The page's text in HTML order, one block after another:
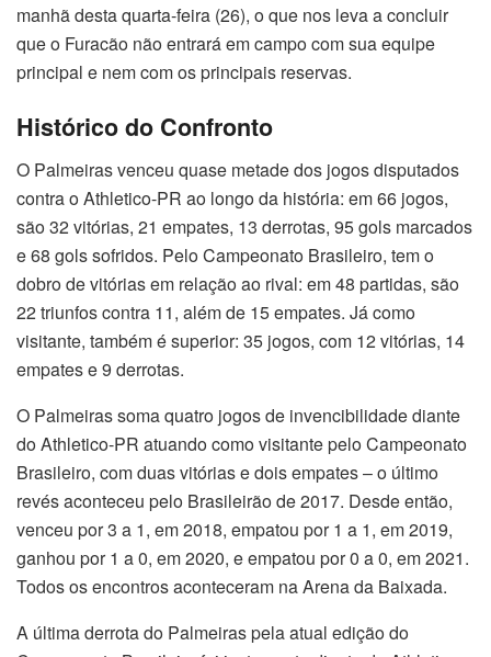
manhã desta quarta-feira (26), o que nos leva a concluir
que o Furacão não entrará em campo com sua equipe
principal e nem com os principais reservas.
Histórico do Confronto
O Palmeiras venceu quase metade dos jogos disputados
contra o Athletico-PR ao longo da história: em 66 jogos,
são 32 vitórias, 21 empates, 13 derrotas, 95 gols marcados
e 68 gols sofridos. Pelo Campeonato Brasileiro, tem o
dobro de vitórias em relação ao rival: em 48 partidas, são
22 triunfos contra 11, além de 15 empates. Já como
visitante, também é superior: 35 jogos, com 12 vitórias, 14
empates e 9 derrotas.
O Palmeiras soma quatro jogos de invencibilidade diante
do Athletico-PR atuando como visitante pelo Campeonato
Brasileiro, com duas vitórias e dois empates – o último
revés aconteceu pelo Brasileirão de 2017. Desde então,
venceu por 3 a 1, em 2018, empatou por 1 a 1, em 2019,
ganhou por 1 a 0, em 2020, e empatou por 0 a 0, em 2021.
Todos os encontros aconteceram na Arena da Baixada.
A última derrota do Palmeiras pela atual edição do